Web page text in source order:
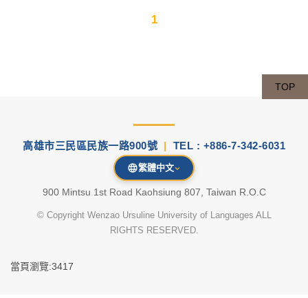
1
高雄市三民區民族一路900號 | TEL : +886-7-342-6031
繁體中文
900 Mintsu 1st Road Kaohsiung 807, Taiwan R.O.C
© Copyright Wenzao Ursuline University of Languages ALL
RIGHTS RESERVED.
當頁瀏覽:3417
TOP